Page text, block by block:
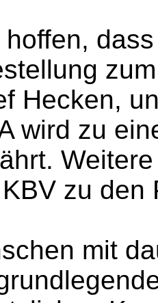
hoffen,
Hecken,
wird zu
zu den
mit